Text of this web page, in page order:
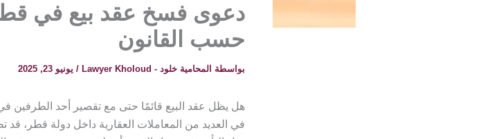
دعوى فسخ عقد بيع في
حسب القانون
بواسطة المحامية خلود - Lawyer Kholoud / يونيو 23, 2025
هل يظل عقد البيع قائمًا حتى مع تقصير أحد الطرفين في
في العديد من المعاملات العقارية داخل دولة قطر، قد